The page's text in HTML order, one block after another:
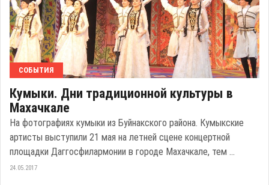
СОБЫТИЯ
Кумыки. Дни традиционной культуры в
Махачкале
На фотографиях кумыки из Буйнакского района. Кумыкские
артисты выступили 21 мая на летней сцене концертной
площадки Даггосфилармонии в городе Махачкале, тем ...
24.05.2017